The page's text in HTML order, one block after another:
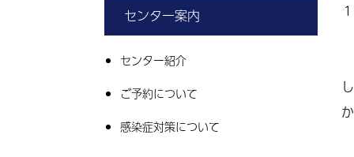
センター案内
センター紹介
ご予約について
感染症対策について